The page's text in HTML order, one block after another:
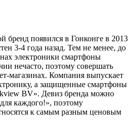
бренд появился в Гонконге в 2013
3-4 года назад. Тем не менее, до
электроники смартфоны
нечасто, поэтому совершать
магазинах. Компания выпускает
а защищенные смартфоны
BV». Девиз бренда можно
каждого!», поэтому
к самым разным ценовым